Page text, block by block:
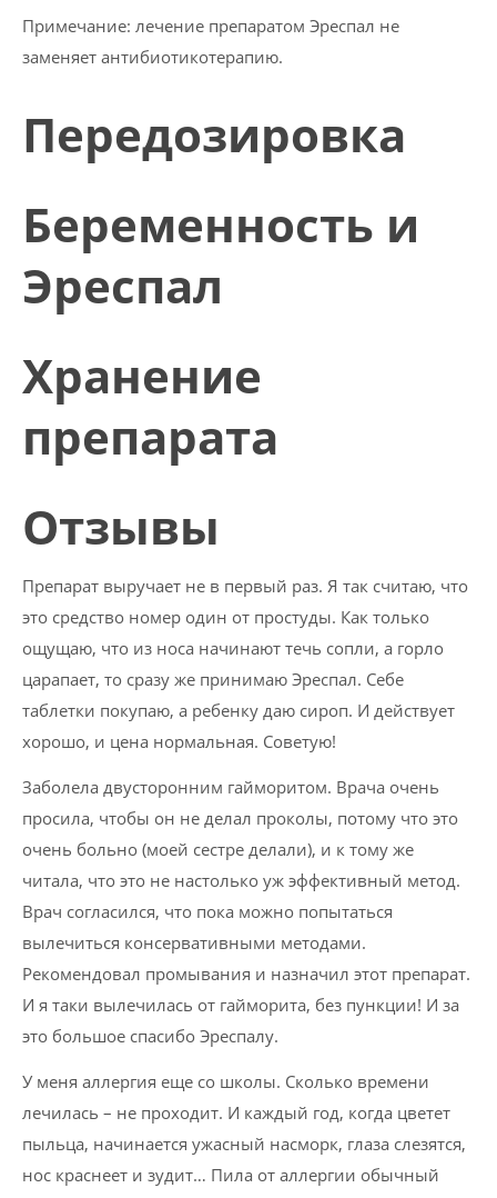
Примечание: лечение препаратом Эреспал не
заменяет антибиотикотерапию.
Передозировка
Беременность и
Эреспал
Хранение
препарата
Отзывы
Препарат выручает не в первый раз. Я так считаю, что
это средство номер один от простуды. Как только
ощущаю, что из носа начинают течь сопли, а горло
царапает, то сразу же принимаю Эреспал. Себе
таблетки покупаю, а ребенку даю сироп. И действует
хорошо, и цена нормальная. Советую!
Заболела двусторонним гайморитом. Врача очень
просила, чтобы он не делал проколы, потому что это
очень больно (моей сестре делали), и к тому же
читала, что это не настолько уж эффективный метод.
Врач согласился, что пока можно попытаться
вылечиться консервативными методами.
Рекомендовал промывания и назначил этот препарат.
И я таки вылечилась от гайморита, без пункции! И за
это большое спасибо Эреспалу.
У меня аллергия еще со школы. Сколько времени
лечилась – не проходит. И каждый год, когда цветет
пыльца, начинается ужасный насморк, глаза слезятся,
нос краснеет и зудит… Пила от аллергии обычный